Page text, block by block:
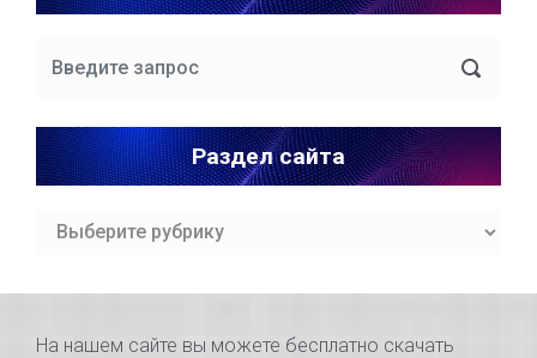
Раздел сайта
Раздел
На нашем сайте вы можете бесплатно скачать